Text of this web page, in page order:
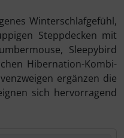
Winterschlafgefühl,
Steppdecken mit
Sleepybird
Hibernation-Kombi-
ergänzen die
sich hervorragend